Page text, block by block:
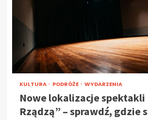
KULTURA PODRÓŻE WYDARZENIA
Nowe lokalizacje spektakli
Rządzą” – sprawdź, gdzie